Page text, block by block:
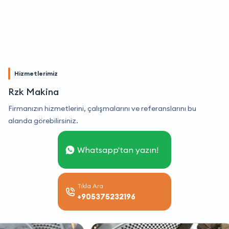
Hizmetlerimiz
Rzk Makina
Firmanızın hizmetlerini, çalışmalarını ve referanslarını bu
alanda görebilirsiniz.
Whatsapp'tan yazın!
Tıkla Ara
+905375232196